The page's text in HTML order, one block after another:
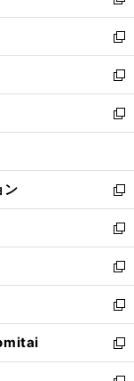
ン
ド
ウ
で
開
く
ウ
ィ
ン
ド
ウ
で
開
し
い
ウ
ィ
ン
ド
ウ
開
く
新
し
い
ウ
ィ
ン
ウ
で
開
く
新
し
い
ウ
ン
ド
ウ
で
開
く
新
し
ウ
ィ
ン
ド
ウ
で
開
く
ン
新
し
い
ウ
ィ
ン
ド
ウ
で
開
新
し
い
ウ
ィ
ン
ド
ウ
新
し
い
ウ
ィ
ン
新
し
い
ウ
新
し